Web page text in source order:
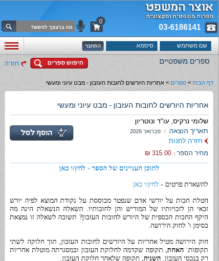
03-6186141
0
ספרים משפטיים חיפוש ספרים חזרה
דף הבית > ספרים > אחריות היורשים לחובות העזבון - מבט עיוני ומעשי
אחריות היורשים לחובות העזבון - מבט עיוני ומעשי
שלומי נרקיס, עו"ד ונוטריון
תאריך הוצאה
פברואר 2026
חזרה לחנות
מחיר הספר 315.00 ₪
לתוכן העניינים של הספר - לחץ/י כאן
להשארת פרטים - לחץ/י כאן
הטלת חבות על יורשי אדם שנפטר מבוססת על נקודת המוצא לפיה יורש
זכאי הן לזכויותיו של המוריש והן לחובותיו. השאלה הנשאלת הינה מה
היקף החבות הכספית של היורש לחובות העזבון? תשובה לשאלה זו נמצאת
בסימן ו' לחוק הירושה.
חוק הירושה מטיל אחריות על היורשים לחובות העזבון, תוך חלוקה לשתי
תקופות: האחת, תקופה שקדמה לחלוקת העזבון ובמסגרתה מוטלת אחריות
רק בנכסי העזבון. השניה, תקופה שלאחר חלוקת העזבון.